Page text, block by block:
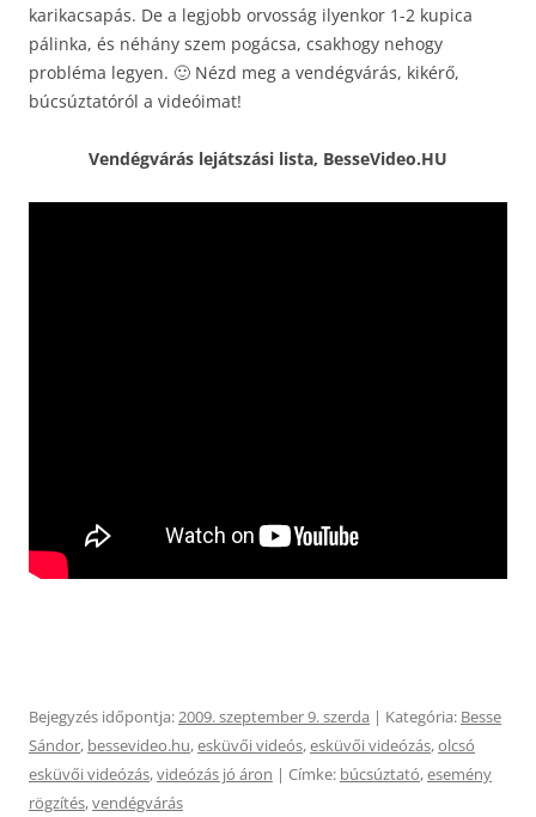
karikacsapás. De a legjobb orvosság ilyenkor 1-2 kupica
pálinka, és néhány szem pogácsa, csakhogy nehogy
probléma legyen. 🙂 Nézd meg a vendégvárás, kikérő,
búcsúztatóról a videóimat!
Vendégvárás lejátszási lista, BesseVideo.HU
Bejegyzés időpontja:2009. szeptember 9. szerda | Kategória: Besse
Sándor, bessevideo.hu,esküvői videós,esküvői videózás,olcsó
esküvői videózás,videózás jó áron | Címke: búcsúztató,esemény
rögzítés,vendégvárás